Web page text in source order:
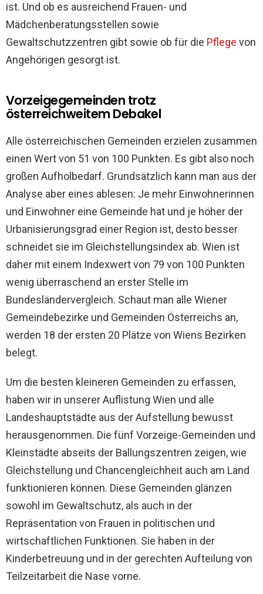
ist. Und ob es ausreichend Frauen- und
Mädchenberatungsstellen sowie
Gewaltschutzzentren gibt sowie ob für die Pflege von
Angehörigen gesorgt ist.
Vorzeigegemeinden trotz
österreichweitem Debakel
Alle österreichischen Gemeinden erzielen zusammen
einen Wert von 51 von 100 Punkten. Es gibt also noch
großen Aufholbedarf. Grundsätzlich kann man aus der
Analyse aber eines ablesen: Je mehr Einwohnerinnen
und Einwohner eine Gemeinde hat und je höher der
Urbanisierungsgrad einer Region ist, desto besser
schneidet sie im Gleichstellungsindex ab. Wien ist
daher mit einem Indexwert von 79 von 100 Punkten
wenig überraschend an erster Stelle im
Bundesländervergleich. Schaut man alle Wiener
Gemeindebezirke und Gemeinden Österreichs an,
werden 18 der ersten 20 Plätze von Wiens Bezirken
belegt.
Um die besten kleineren Gemeinden zu erfassen,
haben wir in unserer Auflistung Wien und alle
Landeshauptstädte aus der Aufstellung bewusst
herausgenommen. Die fünf Vorzeige-Gemeinden und
Kleinstädte abseits der Ballungszentren zeigen, wie
Gleichstellung und Chancengleichheit auch am Land
funktionieren können. Diese Gemeinden glänzen
sowohl im Gewaltschutz, als auch in der
Repräsentation von Frauen in politischen und
wirtschaftlichen Funktionen. Sie haben in der
Kinderbetreuung und in der gerechten Aufteilung von
Teilzeitarbeit die Nase vorne.